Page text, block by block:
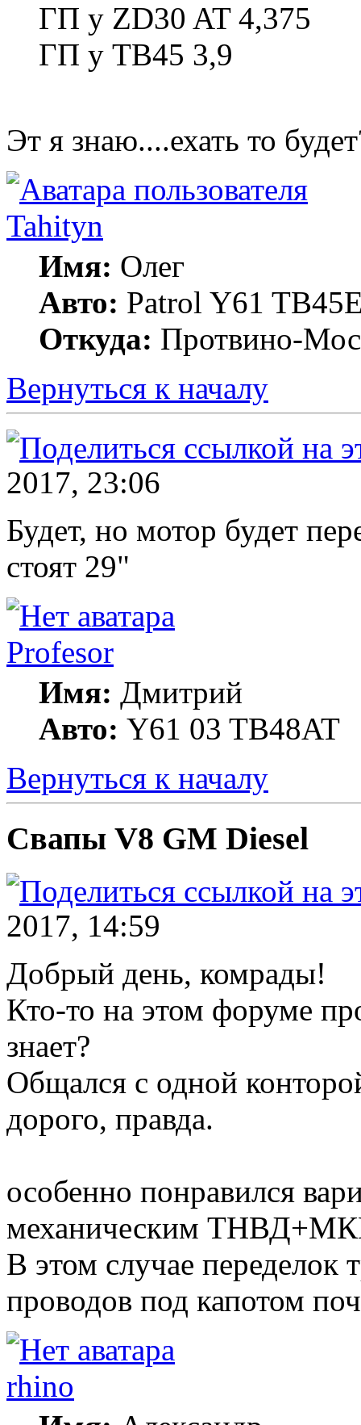
ГП у ZD30 AT 4,375
ГП у TB45 3,9
Эт я знаю....ехать то
Tahityn
Имя: Олег
Авто: Patrol Y61
Откуда: Протвино-
Вернуться к началу
2017, 23:06
Будет, но мотор будет
стоят 29"
Profesor
Имя: Дмитрий
Авто: Y61 03 TB48AT
Вернуться к началу
Свапы V8 GM Diesel
2017, 14:59
Добрый день, комрады!
Кто-то на этом форуме
знает?
Общался с одной
дорого, правда.
особенно понравился
механическим
В этом случае переделок
проводов под капотом
rhino